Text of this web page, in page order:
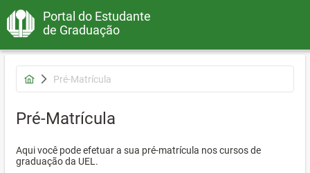
Portal do Estudante
de Graduação
Pré-Matrícula
Pré-Matrícula
Aqui você pode efetuar a sua pré-matrícula nos cursos de
graduação da UEL.